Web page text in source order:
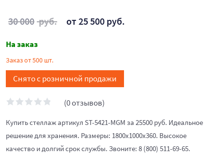
30 000 руб. от 25 500 руб.
На заказ
Заказ от 500 шт.
Снято с розничной продажи
(0 отзывов)
Купить стеллаж артикул ST-5421-MGM за 25500 руб. Идеальное
решение для хранения. Размеры: 1800x1000x360. Высокое
качество и долгий срок службы. Звоните: 8 (800) 511-69-65.